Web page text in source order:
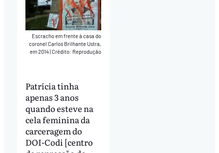
Escracho em frente à casa do
coronel Carlos Brilhante Ustra,
em 2014|Crédito: Reprodução
Patrícia tinha
apenas 3 anos
quando esteve na
cela feminina da
carceragem do
DOI-Codi [centro